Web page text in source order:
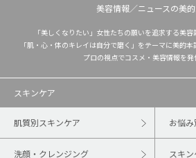
美容情報／ニュースの美
「美しくなりたい」女性たちの願いを追求する美容
「肌・心・体のキレイは自分で磨く」をテーマに美的
プロの視点でコスメ・美容情報を発
スキンケア
肌質別スキンケア お悩
洗顔・クレンジング スキ